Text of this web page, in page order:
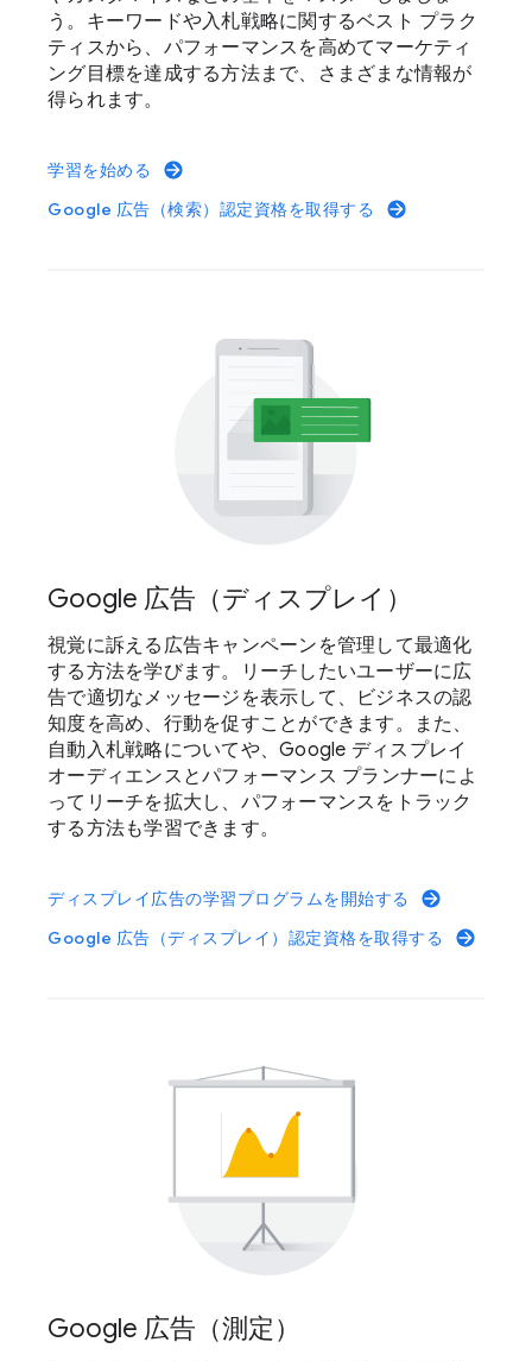
う。キーワードや入札戦略に関するベスト プラク
ティスから、パフォーマンスを高めてマーケティ
ング目標を達成する方法まで、さまざまな情報が
得られます。
学習を始める
Google 広告（検索）認定資格を取得する
Google 広告（ディスプレイ）
視覚に訴える広告キャンペーンを管理して最適化
する方法を学びます。リーチしたいユーザーに広
告で適切なメッセージを表示して、ビジネスの認
知度を高め、行動を促すことができます。また、
自動入札戦略についてや、Google ディスプレイ
オーディエンスとパフォーマンス プランナーによ
ってリーチを拡大し、パフォーマンスをトラック
する方法も学習できます。
ディスプレイ広告の学習プログラムを開始する
Google 広告（ディスプレイ）認定資格を取得する
Google 広告（測定）